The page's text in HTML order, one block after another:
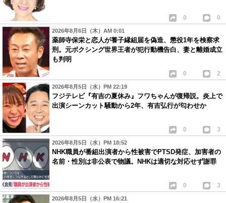
0 0
2026年8月6日（木）AM 0:01
薬師寺保栄と恋人が養子縁組届を偽造、懲役1年を検察求
刑。元ボクシング世界王者が犯行動機告白、妻と離婚成立
も判明
0 2
2026年8月5日（水）PM 22:19
フジテレビ『有吉の夏休み』フワちゃんが復帰説。炎上で
出演シーンカット騒動から2年、有吉弘行が匂わせか
0 3
2026年8月5日（水）PM 18:52
NHK職員が番組出演者から性被害でPTSD発症、加害者の
名前・性別は非公表で物議。NHKは適切な対応せず謝罪
0 3
2026年8月5日（水）PM 16:21